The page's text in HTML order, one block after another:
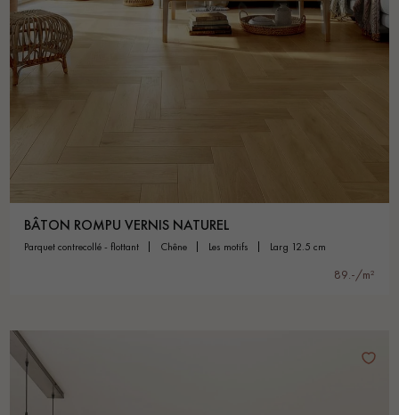
BÂTON ROMPU VERNIS NATUREL
parquet contrecollé - flottant chêne les motifs larg 12.5 cm
89.-/m²